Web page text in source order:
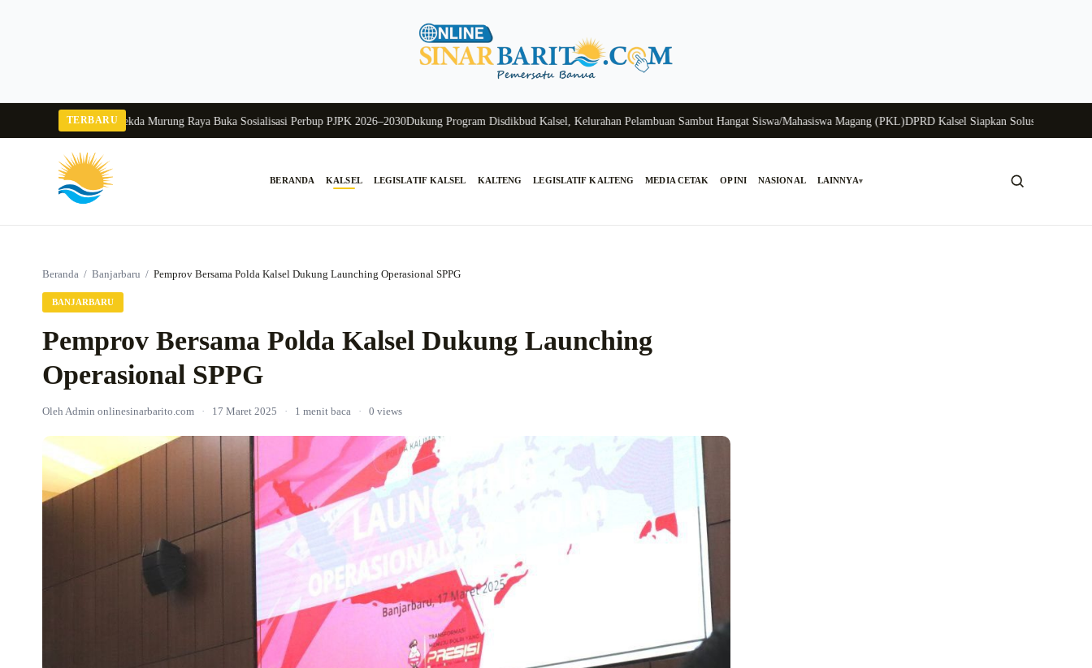
TERBARU
Balang 2026Pj Sekda Murung Raya Buka Sosialisasi Perbup PJPK 2026–2030Dukung Program Disdikbud Kalsel, Kelurahan Pelambuan Sambut Hangat Siswa/Mahasiswa Magang (PKL)DPRD Kalsel Siapkan Solusi Krisis
BERANDA KALSEL LEGISLATIF KALSEL KALTENG LEGISLATIF KALTENG MEDIA CETAK OPINI NASIONAL LAINNYA▾
Beranda / Banjarbaru / Pemprov Bersama Polda Kalsel Dukung Launching Operasional SPPG
BANJARBARU
Pemprov Bersama Polda Kalsel Dukung Launching
Operasional SPPG
Oleh Admin onlinesinarbarito.com · 17 Maret 2025 · 1 menit baca · 0 views